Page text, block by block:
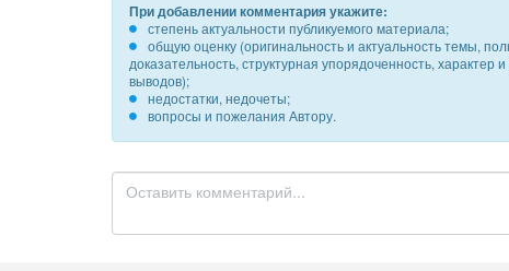
При добавлении комментария укажите:
степень актуальности публикуемого материала;
общую оценку (оригинальность и актуальность темы,
доказательность, структурная упорядоченность,
выводов);
недостатки, недочеты;
вопросы и пожелания Автору.